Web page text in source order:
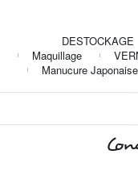
DESTOCKAGE
Maquillage
Manucure Japonaise